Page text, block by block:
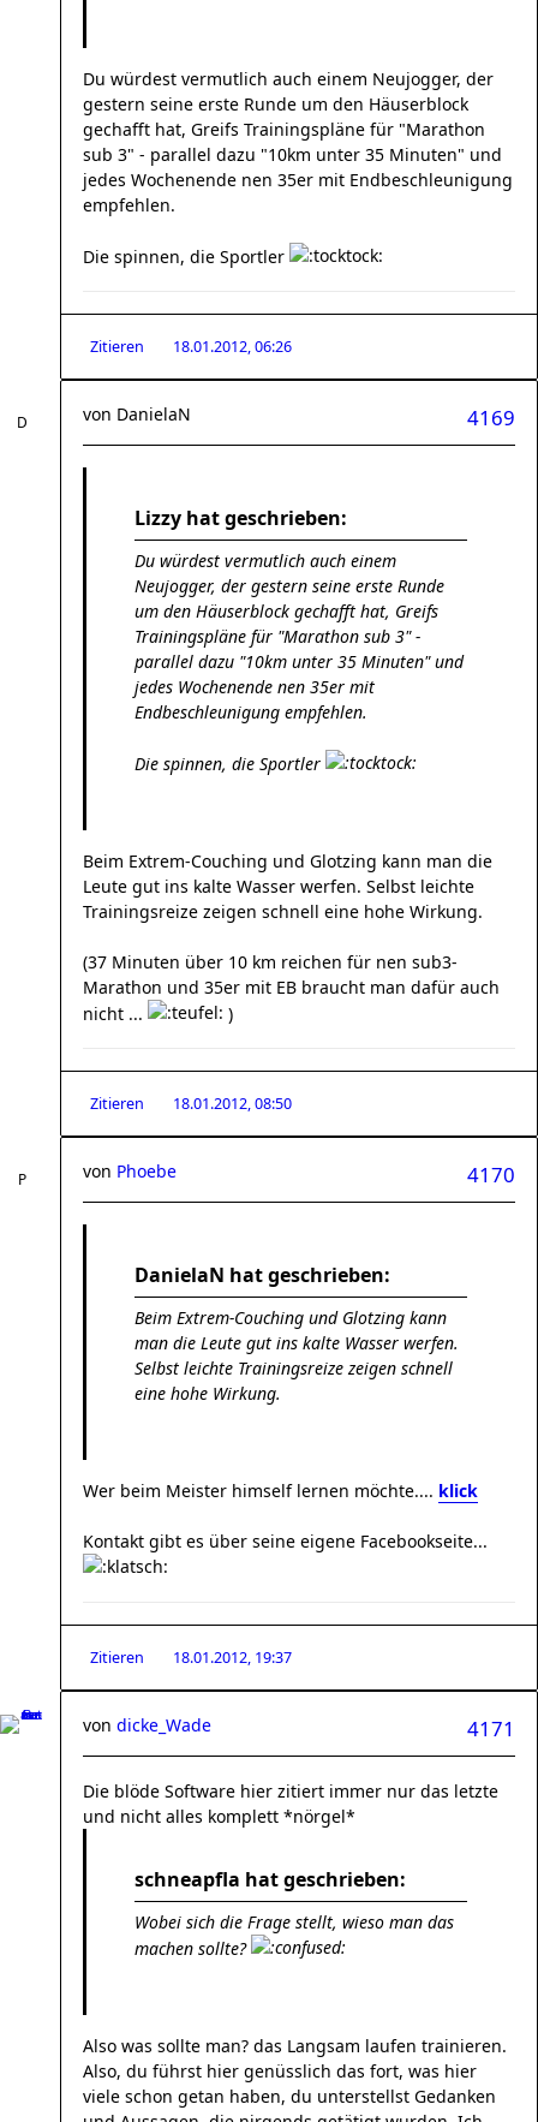
Du würdest vermutlich auch einem Neujogger, der
gestern seine erste Runde um den Häuserblock
gechafft hat, Greifs Trainingspläne für "Marathon
sub 3" - parallel dazu "10km unter 35 Minuten" und
jedes Wochenende nen 35er mit Endbeschleunigung
empfehlen.
Die spinnen, die Sportler
Zitieren 18.01.2012, 06:26
4169
von DanielaN
Lizzy hat geschrieben:
Du würdest vermutlich auch einem
Neujogger, der gestern seine erste Runde
um den Häuserblock gechafft hat, Greifs
Trainingspläne für "Marathon sub 3" -
parallel dazu "10km unter 35 Minuten" und
jedes Wochenende nen 35er mit
Endbeschleunigung empfehlen.
Die spinnen, die Sportler
Beim Extrem-Couching und Glotzing kann man die
Leute gut ins kalte Wasser werfen. Selbst leichte
Trainingsreize zeigen schnell eine hohe Wirkung.
(37 Minuten über 10 km reichen für nen sub3-
Marathon und 35er mit EB braucht man dafür auch
nicht ...
)
Zitieren 18.01.2012, 08:50
4170
von Phoebe
DanielaN hat geschrieben:
Beim Extrem-Couching und Glotzing kann
man die Leute gut ins kalte Wasser werfen.
Selbst leichte Trainingsreize zeigen schnell
eine hohe Wirkung.
Wer beim Meister himself lernen möchte.... klick
Kontakt gibt es über seine eigene Facebookseite...
Zitieren 18.01.2012, 19:37
4171
von dicke_Wade
Die blöde Software hier zitiert immer nur das letzte
und nicht alles komplett *nörgel*
schneapfla hat geschrieben:
Wobei sich die Frage stellt, wieso man das
machen sollte?
Also was sollte man? das Langsam laufen trainieren.
Also, du führst hier genüsslich das fort, was hier
viele schon getan haben, du unterstellst Gedanken